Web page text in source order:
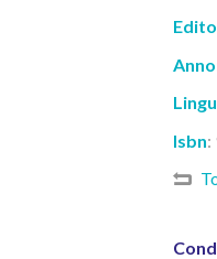
Anno
Isbn: